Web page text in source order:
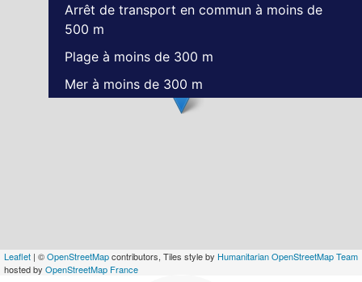
Leaflet | ©OpenStreetMapcontributors, Tiles style by Humanitarian OpenStreetMap Team
hosted by OpenStreetMap France
Arrêt de transport en commun à moins de
500 m
Plage à moins de 300 m
Mer à moins de 300 m